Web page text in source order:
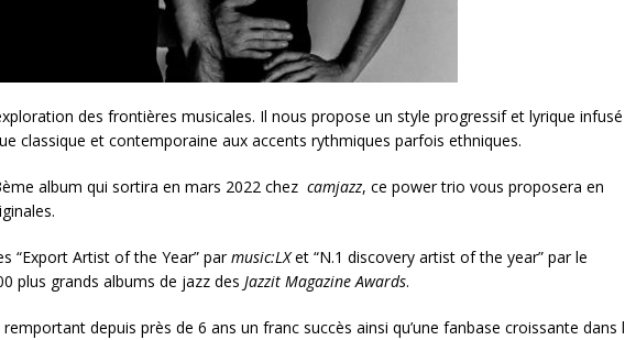
des frontières musicales. Il nous propose un style progressif et lyrique infusé
classique et contemporaine aux accents rythmiques parfois ethniques.
album qui sortira en mars 2022 chez camjazz, ce power trio vous proposera en
“Export Artist of the Year” parmusic:LXet “N.1 discovery artist of the year” par le
plus grands albums de jazz des Jazzit Magazine Awards.
depuis près de 6 ans un franc succès ainsi qu’une fanbase croissante dans